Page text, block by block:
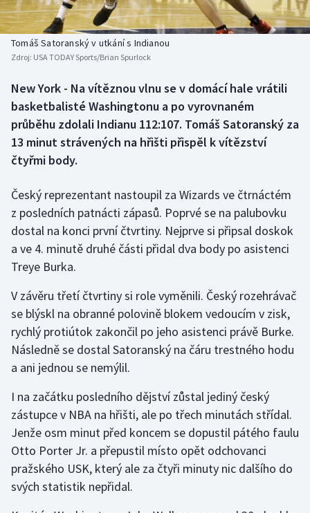
Basketbal
Biatlon
Box
Curling
Florbal
Golf
Gymnastika
Házená
Jezdectví
Krasobruslení
Lezení
Historické návraty
Aplikace ČT sport
Tomáš Satoranský v utkání s Indianou
Zdroj: USA TODAY Sports/Brian Spurlock
New York - Na vítěznou vlnu se v domácí hale vrátili
basketbalisté Washingtonu a po vyrovnaném
průběhu zdolali Indianu 112:107. Tomáš Satoranský za
13 minut strávených na hřišti přispěl k vítězství
čtyřmi body.
Český reprezentant nastoupil za Wizards ve čtrnáctém
z posledních patnácti zápasů. Poprvé se na palubovku
dostal na konci první čtvrtiny. Nejprve si připsal doskok
a ve 4. minutě druhé části přidal dva body po asistenci
Treye Burka.
V závěru třetí čtvrtiny si role vyměnili. Český rozehrávač
se blýskl na obranné polovině blokem vedoucím v zisk,
rychlý protiútok zakončil po jeho asistenci právě Burke.
Následně se dostal Satoranský na čáru trestného hodu
a ani jednou se nemýlil.
I na začátku posledního dějství zůstal jediný český
zástupce v NBA na hřišti, ale po třech minutách střídal.
Jenže osm minut před koncem se dopustil pátého faulu
Otto Porter Jr. a přepustil místo opět odchovanci
pražského USK, který ale za čtyři minuty nic dalšího do
svých statistik nepřidal.